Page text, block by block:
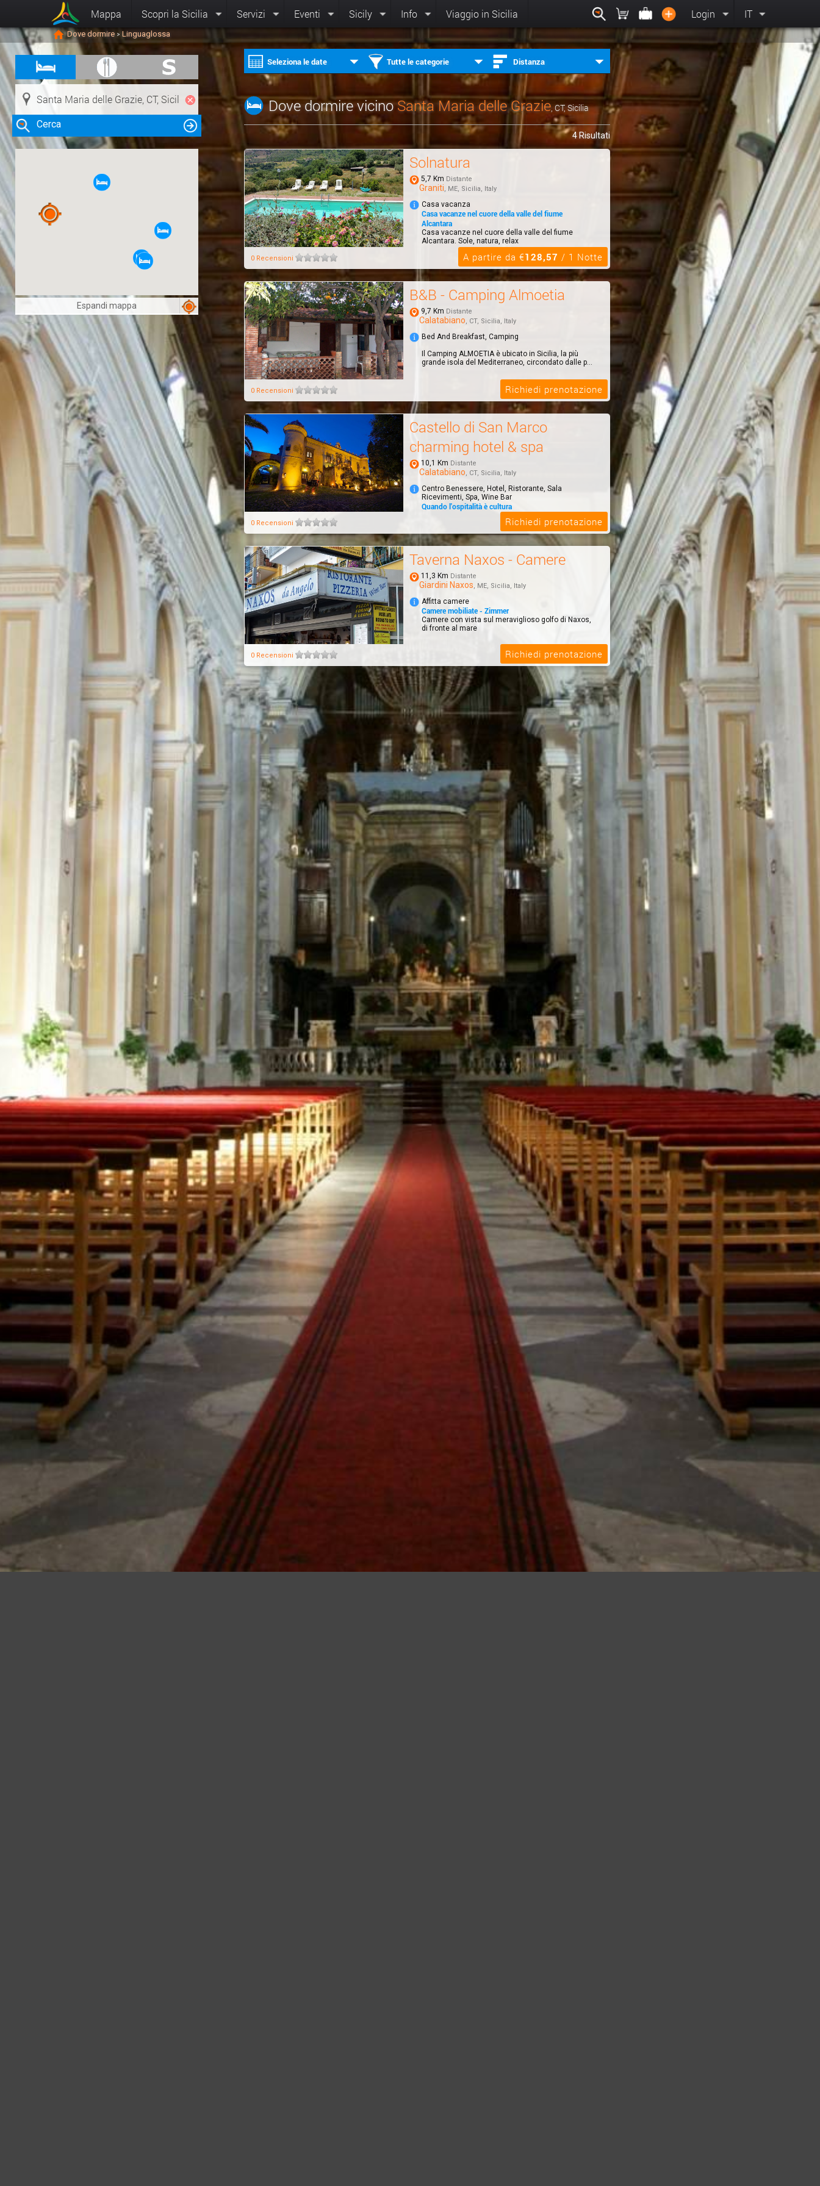
Mappa Scopri la Sicilia Servizi Eventi Sicily Info Viaggio in Sicilia Login IT
Dove dormire > Linguaglossa
Cerca
Clicca su una risorsa nella mappa
per visualizzare le informazioni
Espandi mappa
Seleziona le date Tutte le categorie Distanza
Dove dormire vicinoSanta Maria delle Grazie, CT, Sicilia
4 Risultati
Solnatura
5,7 Km Distante
Graniti, ME, Sicilia, Italy
Casa vacanza
Casa vacanze nel cuore della valle del fiume
Alcantara
Casa vacanze nel cuore della valle del fiume
Alcantara. Sole, natura, relax
0 Recensioni A partire da €128,57 / 1 Notte
B&B - Camping Almoetia
9,7 Km Distante
Calatabiano, CT, Sicilia, Italy
Bed And Breakfast, Camping
Il Camping ALMOETIA è ubicato in Sicilia, la più
grande isola del Mediterraneo, circondato dalle p...
0 Recensioni Richiedi prenotazione
Castello di San Marco
charming hotel & spa
10,1 Km Distante
Calatabiano, CT, Sicilia, Italy
Centro Benessere, Hotel, Ristorante, Sala
Ricevimenti, Spa, Wine Bar
Quando l'ospitalità è cultura
Il Castello di San Marco charming hotel & Spa,
immerso in un parco di 4 ettari, a soli 100 metri
dal...
0 Recensioni Richiedi prenotazione
Taverna Naxos - Camere
11,3 Km Distante
Giardini Naxos, ME, Sicilia, Italy
Affitta camere
Camere mobiliate - Zimmer
Camere con vista sul meraviglioso golfo di Naxos,
di fronte al mare
0 Recensioni Richiedi prenotazione